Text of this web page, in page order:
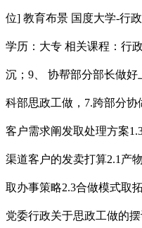
位] 教育布景 国度大学-行
学历：大专 相关课程：行
沉；9、 协帮部分部长做
科部思政工做，7.跨部分
客户需求阐发取处理方案
渠道客户的发卖打算2.1产
取办事策略2.3合做模式取
党委行政关于思政工做的摆